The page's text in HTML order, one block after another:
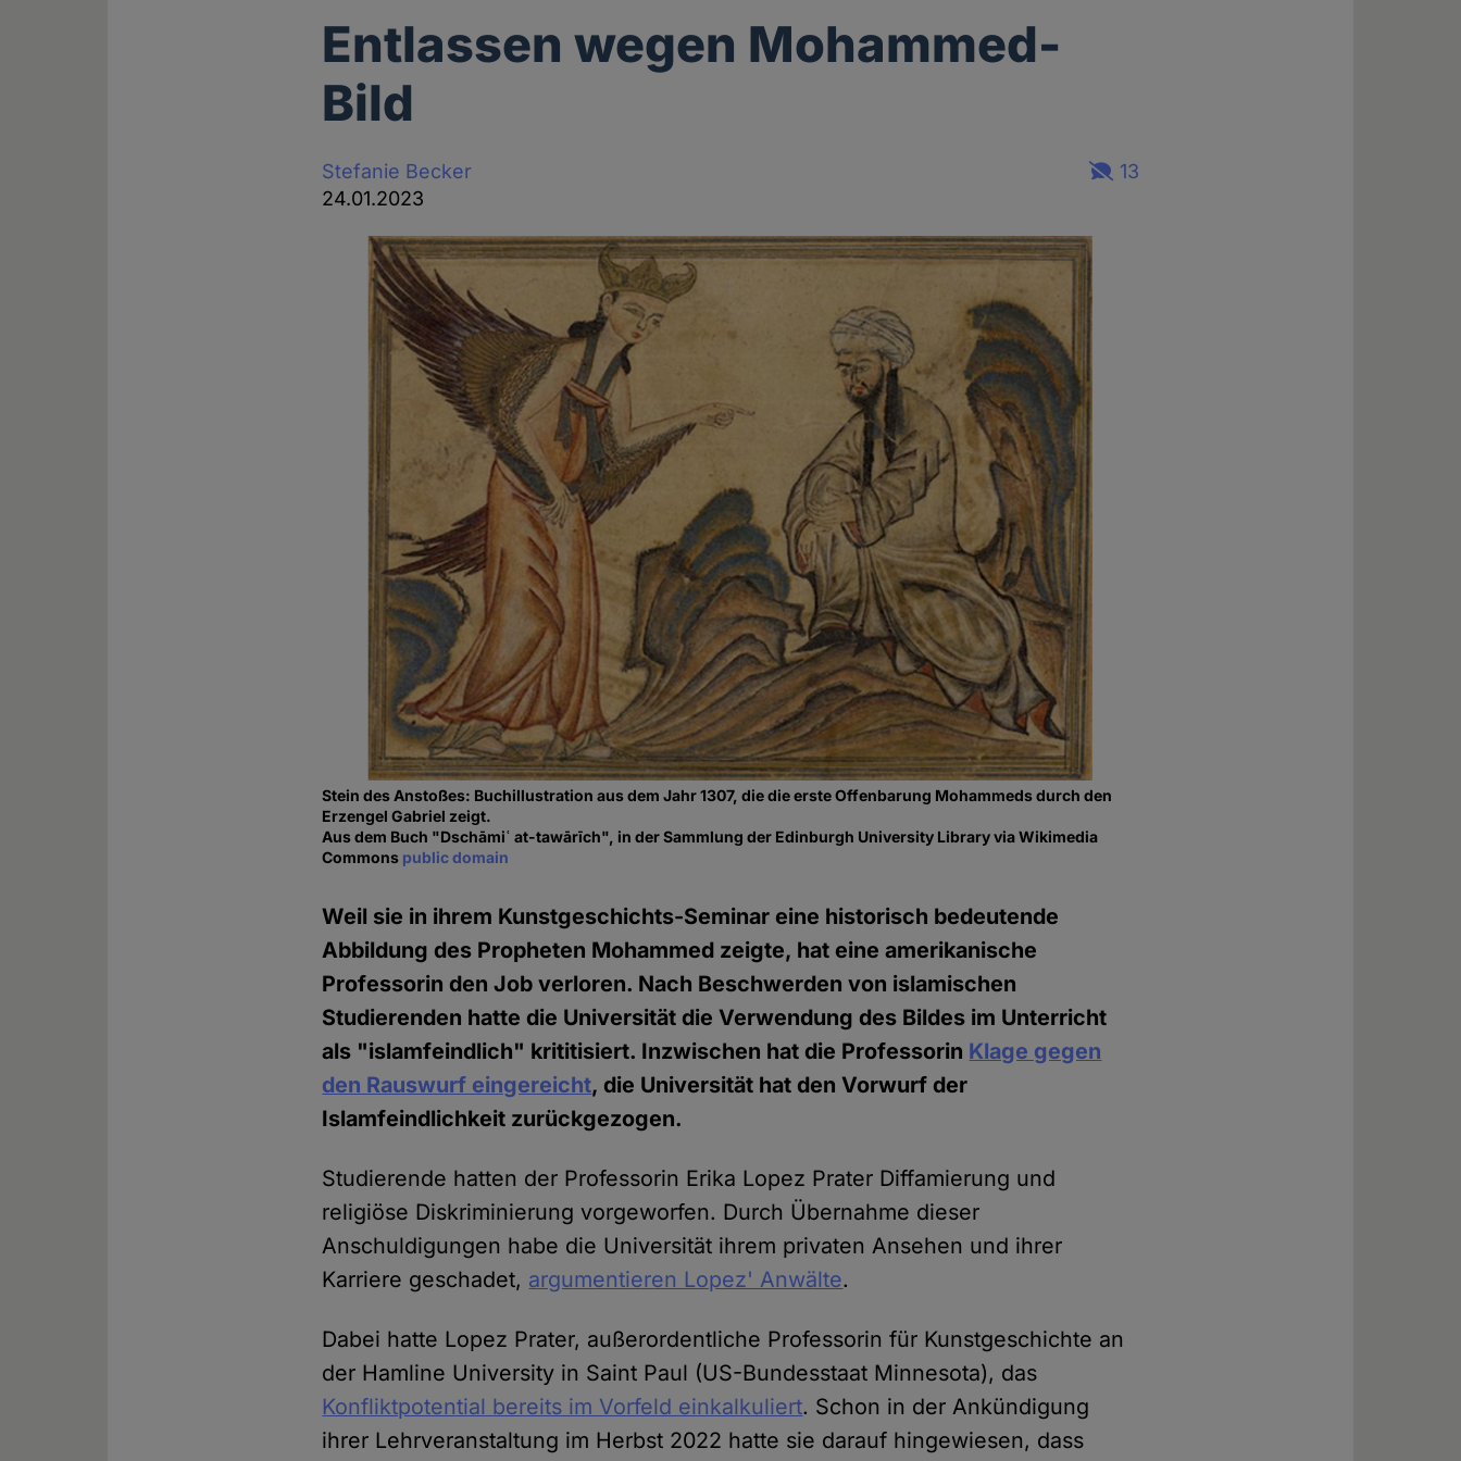
Entlassen wegen Mohammed-
Bild
Stefanie Becker
24.01.2023
13
Stein des Anstoßes: Buchillustration aus dem Jahr 1307, die die erste Offenbarung Mohammeds durch den
Erzengel Gabriel zeigt.
Aus dem Buch "Dschāmiʿ at-tawārīch", in der Sammlung der Edinburgh University Library via Wikimedia
Commons public domain
Weil sie in ihrem Kunstgeschichts-Seminar eine historisch bedeutende
Abbildung des Propheten Mohammed zeigte, hat eine amerikanische
Professorin den Job verloren. Nach Beschwerden von islamischen
Studierenden hatte die Universität die Verwendung des Bildes im Unterricht
als "islamfeindlich" krititisiert. Inzwischen hat die Professorin Klage gegen
den Rauswurf eingereicht, die Universität hat den Vorwurf der
Islamfeindlichkeit zurückgezogen.
Studierende hatten der Professorin Erika Lopez Prater Diffamierung und
religiöse Diskriminierung vorgeworfen. Durch Übernahme dieser
Anschuldigungen habe die Universität ihrem privaten Ansehen und ihrer
Karriere geschadet, argumentieren Lopez' Anwälte.
Dabei hatte Lopez Prater, außerordentliche Professorin für Kunstgeschichte an
der Hamline University in Saint Paul (US-Bundesstaat Minnesota), das
Konfliktpotential bereits im Vorfeld einkalkuliert. Schon in der Ankündigung
ihrer Lehrveranstaltung im Herbst 2022 hatte sie darauf hingewiesen, dass